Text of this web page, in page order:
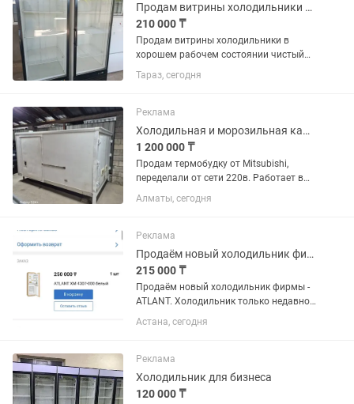
Продам витрины холодильники в хорошем рабочем состоянии чистый
210 000 ₸
Продам витрины холодильники в
хорошем рабочем состоянии чистый
цена за каждый по 250 тысяч
Тараз, сегодня
Реклама
Холодильная и морозильная камера
1 200 000 ₸
Продам термобудку от Mitsubishi,
переделали от сети 220в. Работает в
двух вариантах как плюсовой
холодильник и минусовой
Ауэзовский район, мкр.Достык. Выше
Кар сити....
Алматы, сегодня
Реклама
Продаём новый холодильник фирмы - ATLANT.
215 000 ₸
Продаём новый холодильник фирмы -
ATLANT. Холодильник только недавно
купили. Продаём, в связи с тем что не
подошёл по размеру. Холодильник
установки в кухонный...
Астана, сегодня
Реклама
Холодильник для бизнеса
120 000 ₸